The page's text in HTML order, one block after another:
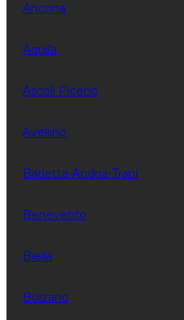
Ancona
Aquila
Ascoli Piceno
Avellino
Barletta-Andria-Trani
Benevento
Biella
Bolzano